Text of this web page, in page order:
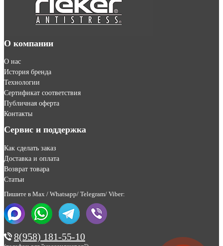
О компании
О нас
История бренда
Технологии
Сертификат соответствия
Публичная оферта
Контакты
Сервис и поддержка
Как сделать заказ
Доставка и оплата
Возврат товара
Статьи
Пишите в Max / Whatsapp/ Telegram/ Viber:
8(958) 181-55-10